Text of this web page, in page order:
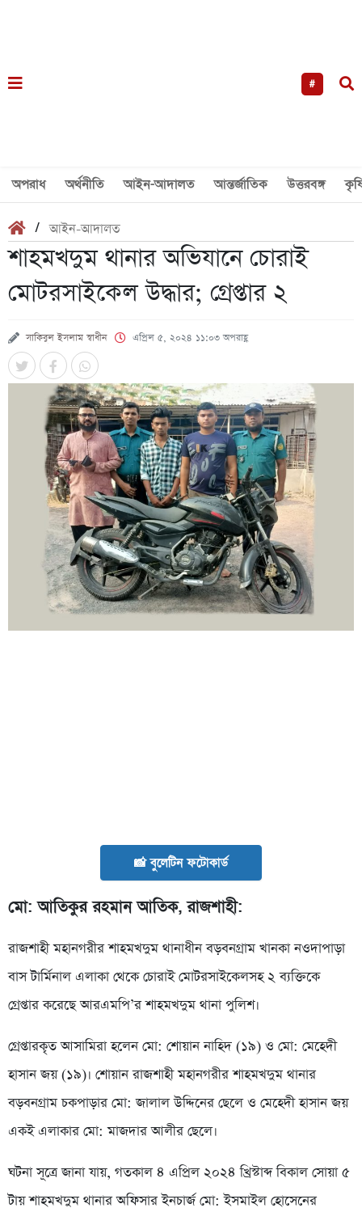
#
অপরাধ অর্থনীতি আইন-আদালত আন্তর্জাতিক উত্তরবঙ্গ
/আইন-আদালত
শাহমখদুম থানার অভিযানে চোরাই
মোটরসাইকেল উদ্ধার; গ্রেপ্তার ২
সাকিবুল ইসলাম স্বাধীন এপ্রিল ৫, ২০২৪ ১১:০৩ অপরাহ্ণ
📸 বুলেটিন ফটোকার্ড
মো: আতিকুর রহমান আতিক, রাজশাহী:
রাজশাহী মহানগরীর শাহমখদুম থানাধীন বড়বনগ্রাম খানকা নওদাপাড়া
বাস টার্মিনাল এলাকা থেকে চোরাই মোটরসাইকেলসহ ২ ব্যক্তিকে
গ্রেপ্তার করেছে আরএমপি’র শাহমখদুম থানা পুলিশ।
গ্রেপ্তারকৃত আসামিরা হলেন মো: শোয়ান নাহিদ (১৯) ও মো: মেহেদী
হাসান জয় (১৯)। শোয়ান রাজশাহী মহানগরীর শাহমখদুম থানার
বড়বনগ্রাম চকপাড়ার মো: জালাল উদ্দিনের ছেলে ও মেহেদী হাসান জয়
একই এলাকার মো: মাজদার আলীর ছেলে।
ঘটনা সূত্রে জানা যায়, গতকাল ৪ এপ্রিল ২০২৪ খ্রিস্টাব্দ বিকাল সোয়া ৫
টায় শাহমখদুম থানার অফিসার ইনচার্জ মো: ইসমাইল হোসেনের